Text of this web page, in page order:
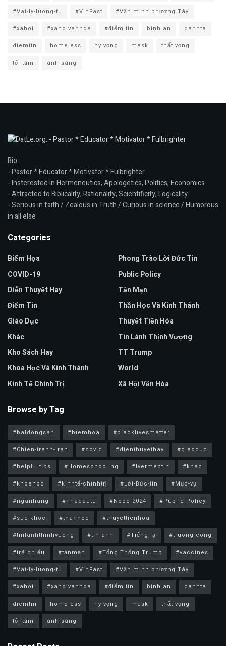
#Vat-ly-luong-tu
#VinFast
#Văn minh phương Tây
#xahoi
#xahoivanhoa #điểm tin bình an
canhta
diemtin
homeless hy vọng mask
thất vọng
tối tăm
ánh sáng
Bio:
- Pastor * Educator * Motivator * Fulbrighter
- Insterested in Hermeneutics, Apologetics, Politics, Economics
- Attracted to Biblicality, Rationality, Scientificity, Logicality
- Serious in faith / Zealous in Truth / Curious in science / Humorous
in all else
Categories
Biếm Họa
COVID-19
Diễn Thuyết Hay
Điểm Tin
Giáo Dục
Khác
Kho Sách Hay
Khoa Học Và Kinh Thánh
Kinh Tế Chính Trị
Phong Trào Lời Đức Tin
Public Policy
Tản Mạn
Thần Học Và Kinh Thánh
Thuyết Tiến Hóa
Tin Lành Thịnh Vượng
TT Trump
World
Xã Hội Văn Hóa
Browse by Tag
#batdongsan #biemhoa
#blacklivesmatter
#Chien-tranh-Iran
#covid #dienthuyethay
#giaoduc
#helpfultips
#Homeschooling #Ivermectin
#khac
#khoahoc
#kinhtế-chínhtrị #Lời-Đức-tin
#Mục-vụ
#nganhang
#nhadautu #Nobel2024
#Public Policy
#suc-khoe
#thanhoc
#thuyettienhoa
#tinlanhthinhvuong
#tinlành #Tiếng lạ
#truong cong
#tráiphiếu
#tảnmạn #Tổng Thống Trump
#vaccines
#Vat-ly-luong-tu
#VinFast
#Văn minh phương Tây
#xahoi
#xahoivanhoa #điểm tin bình an
canhta
diemtin
homeless hy vọng mask
thất vọng
tối tăm
ánh sáng